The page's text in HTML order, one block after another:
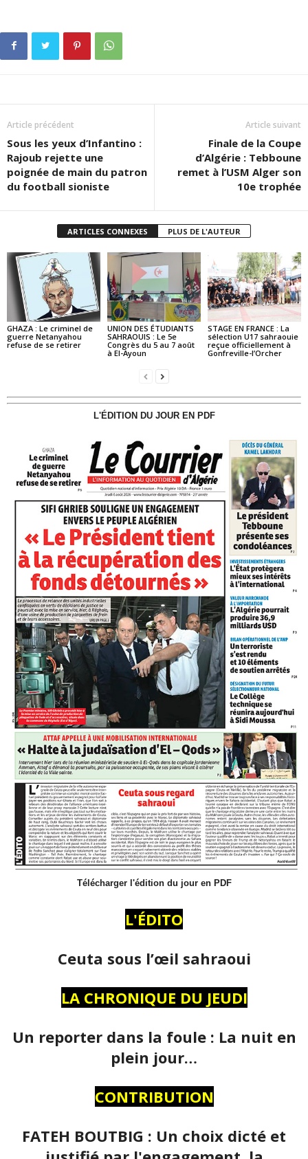
Article précédent
Sous les yeux d’Infantino :
Rajoub rejette une
poignée de main du patron
du football sioniste
Article suivant
Finale de la Coupe
d’Algérie : Tebboune
remet à l’USM Alger son
10e trophée
ARTICLES CONNEXES PLUS DE L'AUTEUR
GHAZA : Le criminel de
guerre Netanyahou
refuse de se retirer
UNION DES ÉTUDIANTS
SAHRAOUIS : Le 5e
Congrès du 5 au 7 août
à El-Ayoun
STAGE EN FRANCE : La
sélection U17 sahraouie
reçue officiellement à
Gonfreville-l’Orcher
L'ÉDITION DU JOUR EN PDF
Télécharger l'édition du jour en PDF
L'ÉDITO
Ceuta sous l’œil sahraoui
LA CHRONIQUE DU JEUDI
Un reporter dans la foule : La nuit en
plein jour…
CONTRIBUTION
FATEH BOUTBIG : Un choix dicté et